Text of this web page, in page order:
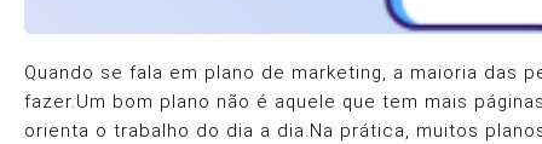
Quando se fala em plano de marketing, a maioria das
fazer.Um bom plano não é aquele que tem mais
orienta o trabalho do dia a dia.Na prática, muitos